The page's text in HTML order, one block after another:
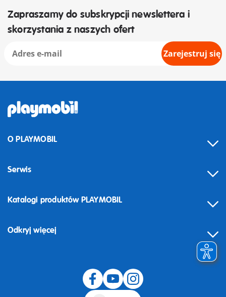
Zapraszamy do subskrypcji newslettera i
skorzystania z naszych ofert
Zarejestruj się
O PLAYMOBIL
Serwis
Odstąpienie od umowy
Katalogi produktów PLAYMOBIL
Odkryj więcej